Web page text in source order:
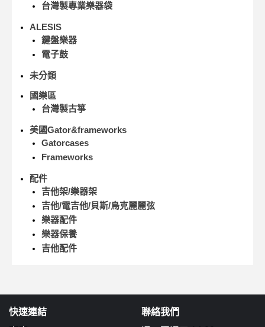
台灣製專業樂器袋
ALESIS
鍵盤樂器
電子鼓
未分類
國樂區
台灣製古箏
美國Gator&frameworks
Gatorcases
Frameworks
配件
吉他架/樂器架
吉他/電吉他/貝斯/烏克麗麗弦
樂器配件
樂器保養
吉他配件
快速連結 聯絡我們